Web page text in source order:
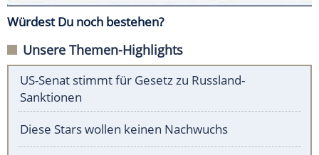
Würdest Du noch bestehen?
Unsere Themen-Highlights
US-Senat stimmt für Gesetz zu Russland-
Sanktionen
Diese Stars wollen keinen Nachwuchs